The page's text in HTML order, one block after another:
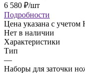
6 580 ₽/шт
Подробности
Цена указана с
Нет в наличии
Характеристики
Тип
—
Наборы для заточки